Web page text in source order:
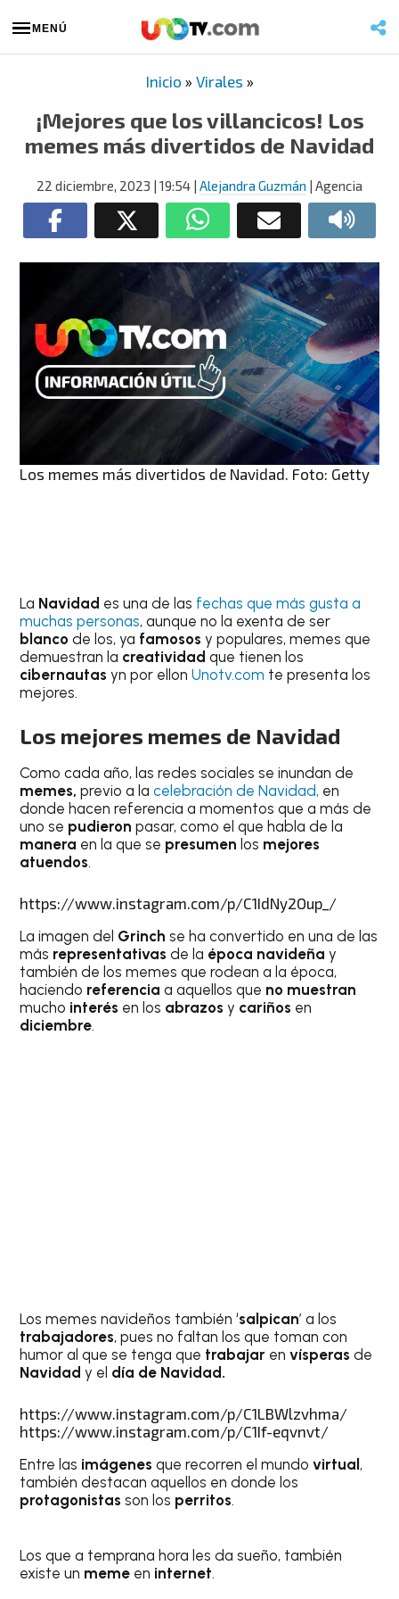
MENÚ
Inicio » Virales »
¡Mejores que los villancicos! Los
memes más divertidos de Navidad
22 diciembre, 2023 | 19:54 | Alejandra Guzmán | Agencia
Los memes más divertidos de Navidad. Foto: Getty
La Navidad es una de las fechas que más gusta a
muchas personas, aunque no la exenta de ser
blancode los, ya famososy populares, memes que
demuestran la creatividadque tienen los
cibernautasyn por ellonUnotv.com te presenta los
mejores.
Los mejores memes de Navidad
Como cada año, las redes sociales se inundan de
memes,previo a lacelebración de Navidad, en
donde hacen referencia a momentos que a más de
uno se pudieronpasar, como el que habla de la
manera en la que se presumen los mejores
atuendos.
https://www.instagram.com/p/C1IdNy2Oup_/
La imagen del Grinchse ha convertido en una de las
más representativasde la época navideñay
también de los memes que rodean a la época,
haciendo referenciaa aquellos que no muestran
mucho interés en los abrazosy cariños en
diciembre.
Los memes navideños también ‘salpican’ a los
trabajadores, pues no faltan los que toman con
humor al que se tenga que trabajar envísperasde
Navidady el día de Navidad.
https://www.instagram.com/p/C1LBWlzvhma/
https://www.instagram.com/p/C1If-eqvnvt/
Entre las imágenesque recorren el mundovirtual,
también destacan aquellos en donde los
protagonistasson los perritos.
Los que a temprana hora les da sueño, también
existe un meme en internet.